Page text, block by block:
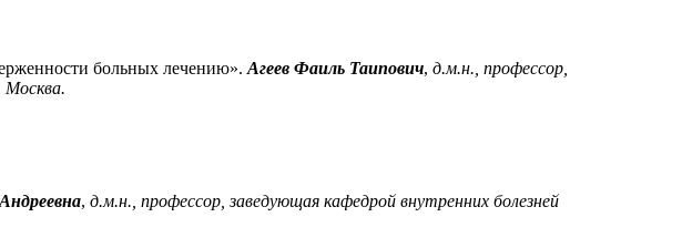
больных лечению». Агеев Фаиль Таипович, д.м.н. , профессор,
Москва.
, д.м.н., профессор, заведующая кафедрой внутренних болезней